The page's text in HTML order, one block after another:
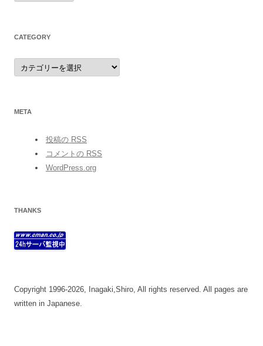
CATEGORY
category
META
投稿の RSS
コメントの RSS
WordPress.org
THANKS
Copyright 1996-2026, Inagaki,Shiro, All rights reserved. All pages are
written in Japanese.